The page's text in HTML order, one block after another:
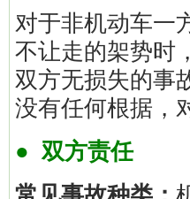
对于非机动车一
不让走的架势时
双方无损失的事
没有任何根据，
● 双方责任